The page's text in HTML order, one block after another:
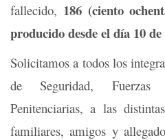
fallecido, 186 (ciento
producido desde el día 10
Solicitamos a todos los
de Seguridad,
Penitenciarias, a las
familiares, amigos y